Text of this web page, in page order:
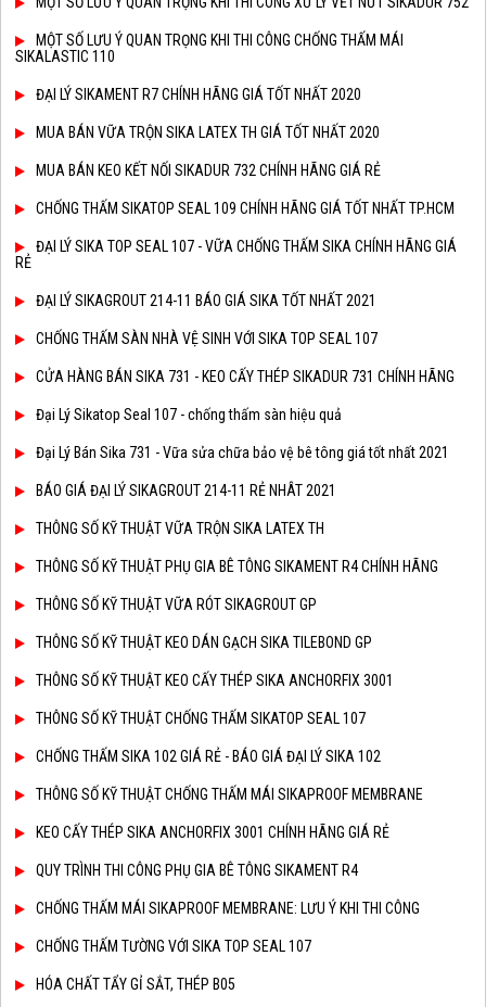
MỘT SỐ LƯU Ý QUAN TRỌNG KHI THI CÔNG CHỐNG THẤM MÁI
SIKALASTIC 110
ĐẠI LÝ SIKAMENT R7 CHÍNH HÃNG GIÁ TỐT NHẤT 2020
MUA BÁN VỮA TRỘN SIKA LATEX TH GIÁ TỐT NHẤT 2020
MUA BÁN KEO KẾT NỐI SIKADUR 732 CHÍNH HÃNG GIÁ RẺ
CHỐNG THẤM SIKATOP SEAL 109 CHÍNH HÃNG GIÁ TỐT NHẤT TP.HCM
ĐẠI LÝ SIKA TOP SEAL 107 - VỮA CHỐNG THẤM SIKA CHÍNH HÃNG GIÁ
RẺ
ĐẠI LÝ SIKAGROUT 214-11 BÁO GIÁ SIKA TỐT NHẤT 2021
CHỐNG THẤM SÀN NHÀ VỆ SINH VỚI SIKA TOP SEAL 107
CỬA HÀNG BÁN SIKA 731 - KEO CẤY THÉP SIKADUR 731 CHÍNH HÃNG
Đại Lý Sikatop Seal 107 - chống thấm sàn hiệu quả
Đại Lý Bán Sika 731 - Vữa sửa chữa bảo vệ bê tông giá tốt nhất 2021
BÁO GIÁ ĐẠI LÝ SIKAGROUT 214-11 RẺ NHÂT 2021
THÔNG SỐ KỸ THUẬT VỮA TRỘN SIKA LATEX TH
THÔNG SỐ KỸ THUẬT PHỤ GIA BÊ TÔNG SIKAMENT R4 CHÍNH HÃNG
THÔNG SỐ KỸ THUẬT VỮA RÓT SIKAGROUT GP
THÔNG SỐ KỸ THUẬT KEO DÁN GẠCH SIKA TILEBOND GP
THÔNG SỐ KỸ THUẬT KEO CẤY THÉP SIKA ANCHORFIX 3001
THÔNG SỐ KỸ THUẬT CHỐNG THẤM SIKATOP SEAL 107
CHỐNG THẤM SIKA 102 GIÁ RẺ - BÁO GIÁ ĐẠI LÝ SIKA 102
THÔNG SỐ KỸ THUẬT CHỐNG THẤM MÁI SIKAPROOF MEMBRANE
KEO CẤY THÉP SIKA ANCHORFIX 3001 CHÍNH HÃNG GIÁ RẺ
QUY TRÌNH THI CÔNG PHỤ GIA BÊ TÔNG SIKAMENT R4
CHỐNG THẤM MÁI SIKAPROOF MEMBRANE: LƯU Ý KHI THI CÔNG
CHỐNG THẤM TƯỜNG VỚI SIKA TOP SEAL 107
HÓA CHẤT TẨY GỈ SẮT, THÉP B05